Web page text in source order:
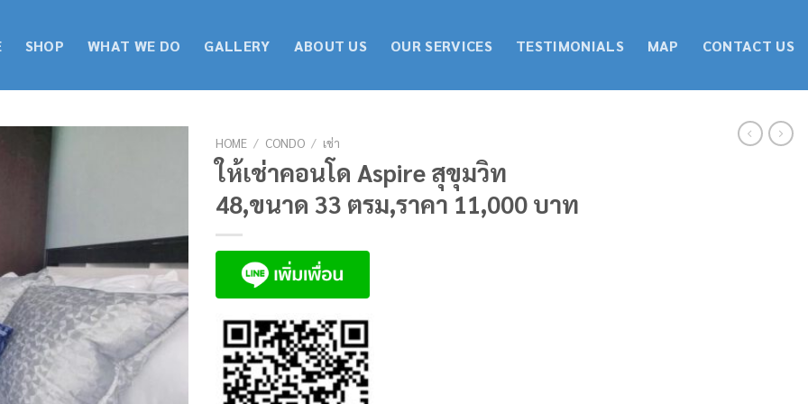
SHOP WHAT WE DO GALLERY ABOUT US OUR SERVICES TESTIMONIALS MAP CONTACT US
HOME / CONDO / เช่า
ให้เช่าคอนโด Aspire สุขุมวิท
48,ขนาด 33 ตรม,ราคา 11,000 บาท